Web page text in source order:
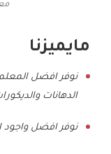
مايميزنا
نوفر افضل
الدهانات
نوفر افضل واجود